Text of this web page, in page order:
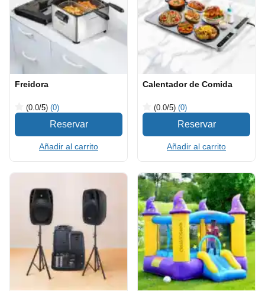
Freidora
(0.0/5) (0)
Añadir al carrito
Calentador de Comida
(0.0/5) (0)
Añadir al carrito